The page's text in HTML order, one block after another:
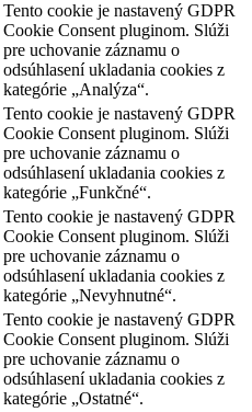
Tento cookie je nastavený GDPR
Cookie Consent pluginom. Slúži
pre uchovanie záznamu o
odsúhlasení ukladania cookies z
kategórie „Analýza“.
Tento cookie je nastavený GDPR
Cookie Consent pluginom. Slúži
pre uchovanie záznamu o
odsúhlasení ukladania cookies z
kategórie „Funkčné“.
Tento cookie je nastavený GDPR
Cookie Consent pluginom. Slúži
pre uchovanie záznamu o
odsúhlasení ukladania cookies z
kategórie „Nevyhnutné“.
Tento cookie je nastavený GDPR
Cookie Consent pluginom. Slúži
pre uchovanie záznamu o
odsúhlasení ukladania cookies z
kategórie „Ostatné“.